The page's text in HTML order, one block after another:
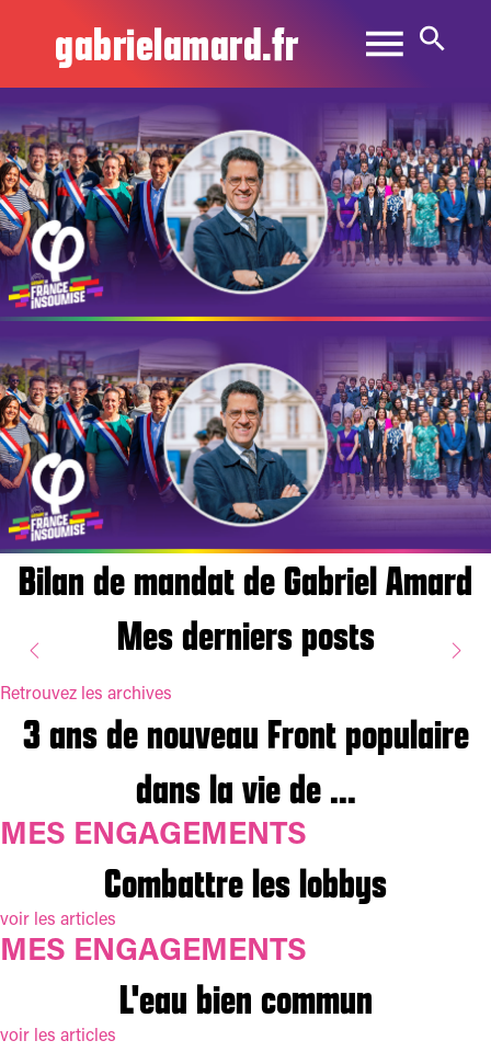
gabrielamard.fr
Bilan de mandat de Gabriel Amard
Mes derniers posts
Faire du Sénat le
défenseur des
communes pour de
vrai et de la
République pour de
bon.
23 juillet 2026Mes posts
La République ne peut plus être organisée contre les élus locaux.
Projet de loi
«d’urgence agricole»
20 juillet 2026 Mes posts
Une loi d’empoisonneurs. Pourquoi je vote contre !
Le journal "Le
N°7
8 juillet 2026
Le populaire, le journal de Gabriel
Dix ans de macronisme auront laissé une France plus inégalitaire : l’affaiblissement des services pu...
Retrouvez les archives
3 ans de nouveau Front populaire
dans la vie de ...
MES ENGAGEMENTS
Combattre les lobbys
voir les articles
MES ENGAGEMENTS
L'eau bien commun
voir les articles